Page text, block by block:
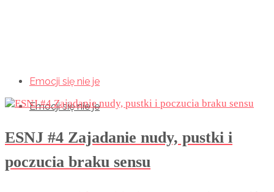
Emocji się nie je
Emocji się nie je
ESNJ #4 Zajadanie nudy, pustki i
poczucia braku sensu